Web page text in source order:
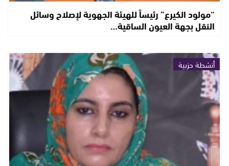
“مولود الكيرع” رئيساً للهيئة الجهوية لإصلاح وسائل
النقل بجهة العيون الساقية…
أنشطة حزبية